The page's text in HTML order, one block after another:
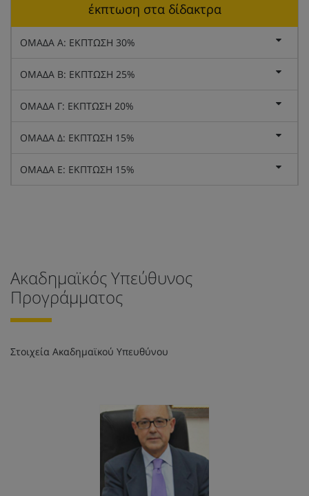
έκπτωση στα δίδακτρα
ΟΜΑΔΑ Α: ΕΚΠΤΩΣΗ 30%
ΟΜΑΔΑ Β: ΕΚΠΤΩΣΗ 25%
ΟΜΑΔΑ Γ: ΕΚΠΤΩΣΗ 20%
ΟΜΑΔΑ Δ: ΕΚΠΤΩΣΗ 15%
ΟΜΑΔΑ Ε: ΕΚΠΤΩΣΗ 15%
Ακαδημαϊκός Υπεύθυνος
Προγράμματος
Στοιχεία Ακαδημαϊκού Υπευθύνου